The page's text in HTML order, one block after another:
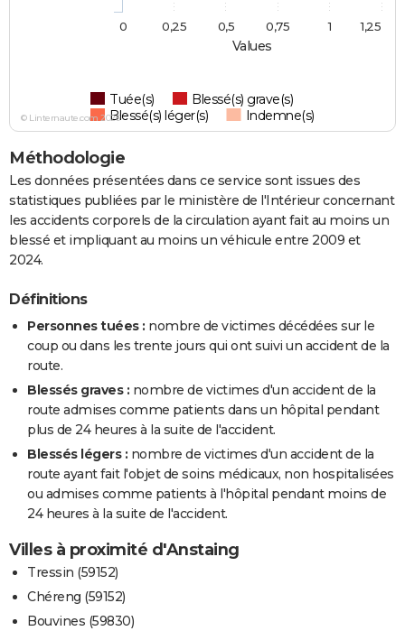
Values
Tuée(s)
Blessé(s) grave(s)
Blessé(s) léger(s)
Indemne(s)
0 1
0,25 0,5 0,75 1,25
© Linternaute.com 2026
Méthodologie
Les données présentées dans ce service sont issues des
statistiques publiées par le ministère de l'Intérieur concernant
les accidents corporels de la circulation ayant fait au moins un
blessé et impliquant au moins un véhicule entre 2009 et
2024.
Définitions
Personnes tuées : nombre de victimes décédées sur le
coup ou dans les trente jours qui ont suivi un accident de la
route.
Blessés graves : nombre de victimes d'un accident de la
route admises comme patients dans un hôpital pendant
plus de 24 heures à la suite de l'accident.
Blessés légers : nombre de victimes d'un accident de la
route ayant fait l'objet de soins médicaux, non hospitalisées
ou admises comme patients à l'hôpital pendant moins de
24 heures à la suite de l'accident.
Villes à proximité d'Anstaing
Tressin (59152)
Chéreng (59152)
Bouvines (59830)